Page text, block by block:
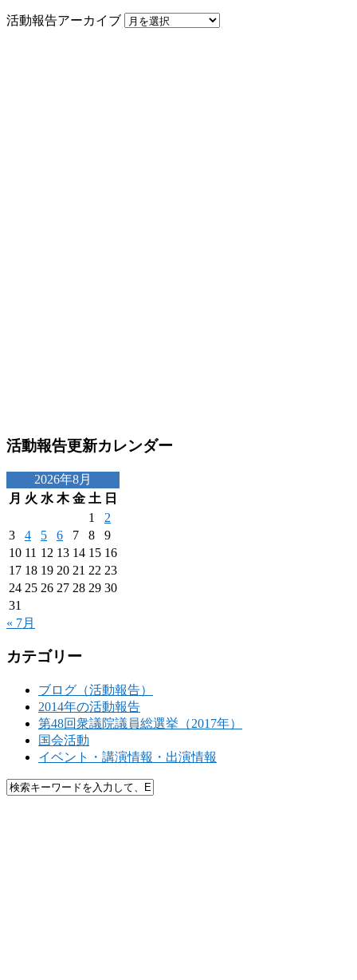
活動報告アーカイブ
活動報告更新カレンダー
2026年8月
月 火 水 木 金 土 日
1
2
3
4 5 6 7 8
9
10 11 12 13 14 15 16
17 18 19 20 21 22 23
24 25 26 27 28 29 30
31
« 7月
カテゴリー
ブログ（活動報告）
2014年の活動報告
第48回衆議院議員総選挙（2017年）
国会活動
イベント・講演情報・出演情報